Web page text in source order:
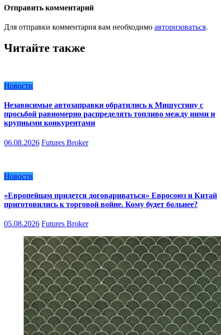
Отправить комментарий
Для отправки комментария вам необходимо авторизоваться.
Читайте также
Новости
Независимые автозаправки обратились к Мишустину с
просьбой равномерно распределять топливо между ними и
крупными конкурентами
06.08.2026 Futures Broker
Новости
«Европейцам придется договариваться» Евросоюз и Китай
приготовились к торговой войне. Кому будет больнее?
05.08.2026 Futures Broker